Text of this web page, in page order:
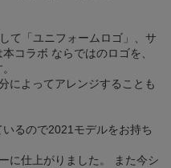
て「ユニフォームロゴ」、サ
コラボ ならではのロゴを、
によってアレンジすることも
るので2021モデルをお持ち
に仕上がりました。 また今シ